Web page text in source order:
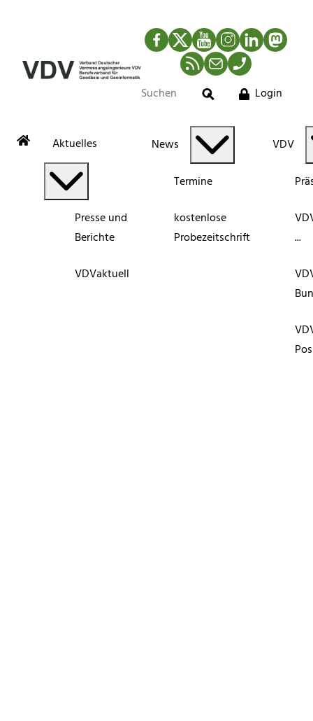
Facebook
TwitterYouTubeInstagram
LinkedIn
RSS-Newsfeed
MailTelefon
Suche
Login
Aktuelles
Presse und
Berichte
VDVaktuell
News
Termine
kostenlose
Probezeitschrift
VDV
...